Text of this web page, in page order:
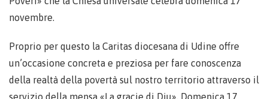
novembre.
Proprio per questo la Caritas diocesana di Udine offre
un’occasione concreta e preziosa per fare conoscenza
della realtà della povertà sul nostro territorio attraverso il
servizio della mensa «La gracie di Diu». Domenica 17